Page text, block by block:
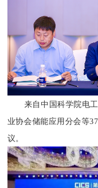
来自中国科学院电
业协会储能应用分会等
议。